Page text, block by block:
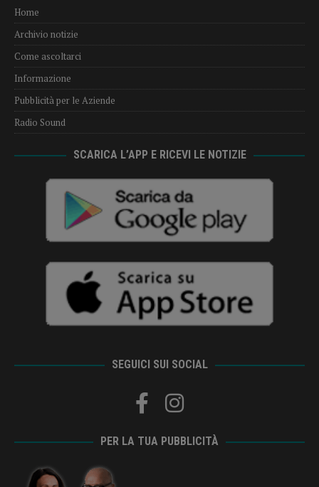
Home
Archivio notizie
Come ascoltarci
Informazione
Pubblicità per le Aziende
Radio Sound
SCARICA L’APP E RICEVI LE NOTIZIE
SEGUICI SUI SOCIAL
PER LA TUA PUBBLICITÀ